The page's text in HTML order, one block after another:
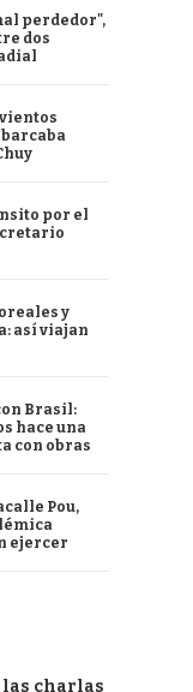
perdedor",
dos
por el
y
así viajan
Brasil:
hace una
con obras
Pou,
ejercer
las charlas